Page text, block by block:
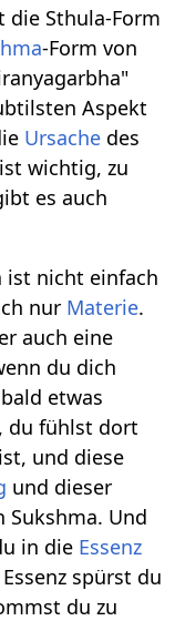
die Sthula-Form
-Form von
Aspekt
Ursache des
wichtig, zu
es auch
ist nicht einfach
nur Materie.
auch eine
du dich
etwas
du fühlst dort
und diese
und dieser
Sukshma. Und
in die Essenz
spürst du
du zu